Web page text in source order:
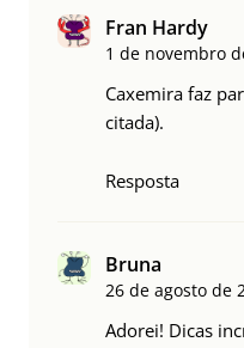
Fran Hardy
1 de novembro
Caxemira faz
citada).
Resposta
Bruna
26 de agosto de
Adorei! Dicas